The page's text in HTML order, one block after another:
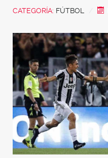
CATEGORÍA: FÚTBOL